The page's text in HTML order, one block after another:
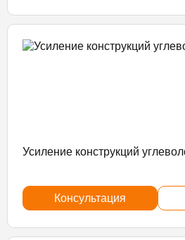
Усиление конструкций
Консультация